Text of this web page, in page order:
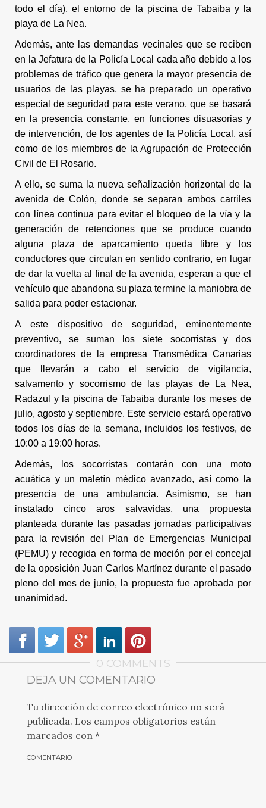
todo el día), el entorno de la piscina de Tabaiba y la
playa de La Nea.
Además, ante las demandas vecinales que se reciben
en la Jefatura de la Policía Local cada año debido a los
problemas de tráfico que genera la mayor presencia de
usuarios de las playas, se ha preparado un operativo
especial de seguridad para este verano, que se basará
en la presencia constante, en funciones disuasorias y
de intervención, de los agentes de la Policía Local, así
como de los miembros de la Agrupación de Protección
Civil de El Rosario.
A ello, se suma la nueva señalización horizontal de la
avenida de Colón, donde se separan ambos carriles
con línea continua para evitar el bloqueo de la vía y la
generación de retenciones que se produce cuando
alguna plaza de aparcamiento queda libre y los
conductores que circulan en sentido contrario, en lugar
de dar la vuelta al final de la avenida, esperan a que el
vehículo que abandona su plaza termine la maniobra de
salida para poder estacionar.
A este dispositivo de seguridad, eminentemente
preventivo, se suman los siete socorristas y dos
coordinadores de la empresa Transmédica Canarias
que llevarán a cabo el servicio de vigilancia,
salvamento y socorrismo de las playas de La Nea,
Radazul y la piscina de Tabaiba durante los meses de
julio, agosto y septiembre. Este servicio estará operativo
todos los días de la semana, incluidos los festivos, de
10:00 a 19:00 horas.
Además, los socorristas contarán con una moto
acuática y un maletín médico avanzado, así como la
presencia de una ambulancia. Asimismo, se han
instalado cinco aros salvavidas, una propuesta
planteada durante las pasadas jornadas participativas
para la revisión del Plan de Emergencias Municipal
(PEMU) y recogida en forma de moción por el concejal
de la oposición Juan Carlos Martínez durante el pasado
pleno del mes de junio, la propuesta fue aprobada por
unanimidad.
0 COMMENTS
DEJA UN COMENTARIO
Tu dirección de correo electrónico no será
publicada. Los campos obligatorios están
marcados con *
COMENTARIO